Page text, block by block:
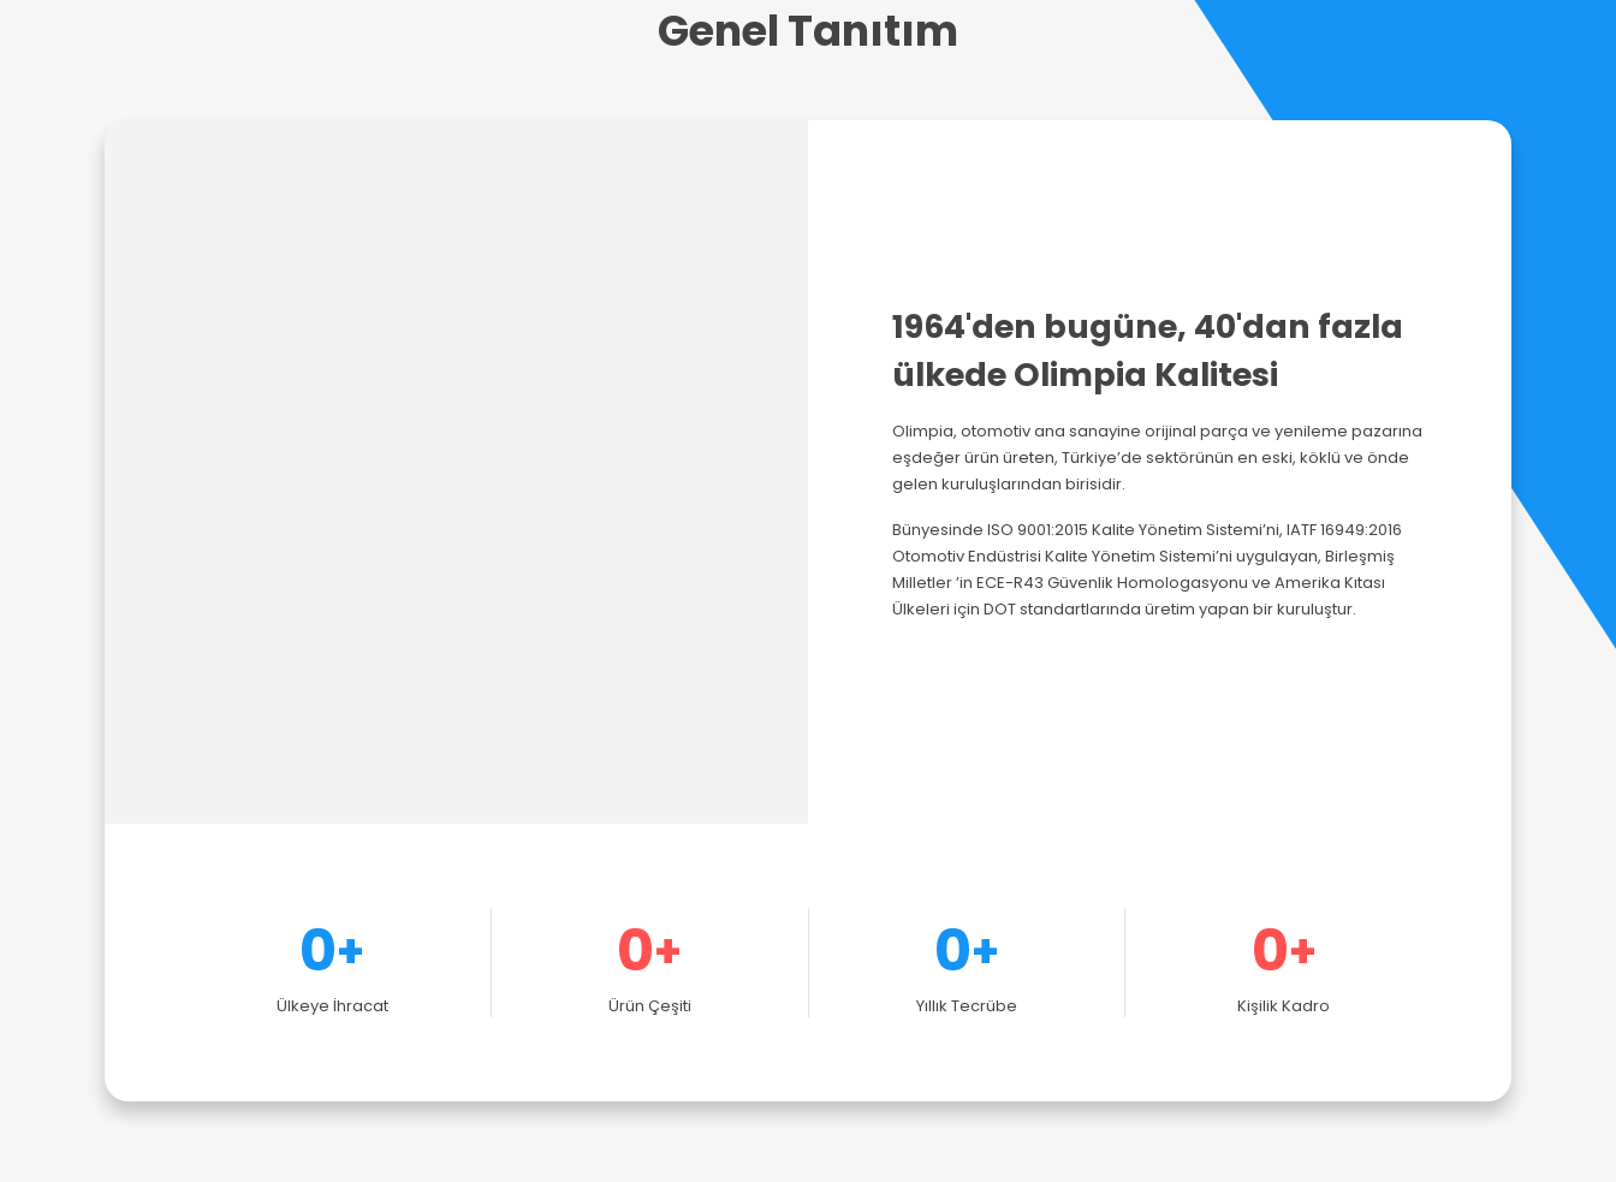
Genel Tanıtım
1964'den bugüne, 40'dan fazla
ülkede Olimpia Kalitesi
Olimpia, otomotiv ana sanayine orijinal parça ve yenileme pazarına
eşdeğer ürün üreten, Türkiye’de sektörünün en eski, köklü ve önde
gelen kuruluşlarından birisidir.
Bünyesinde ISO 9001:2015 Kalite Yönetim Sistemi’ni, IATF 16949:2016
Otomotiv Endüstrisi Kalite Yönetim Sistemi’ni uygulayan, Birleşmiş
Milletler ’in ECE-R43 Güvenlik Homologasyonu ve Amerika Kıtası
Ülkeleri için DOT standartlarında üretim yapan bir kuruluştur.
0+
Ülkeye İhracat
0+
Ürün Çeşiti
0+
Yıllık Tecrübe
0+
Kişilik Kadro